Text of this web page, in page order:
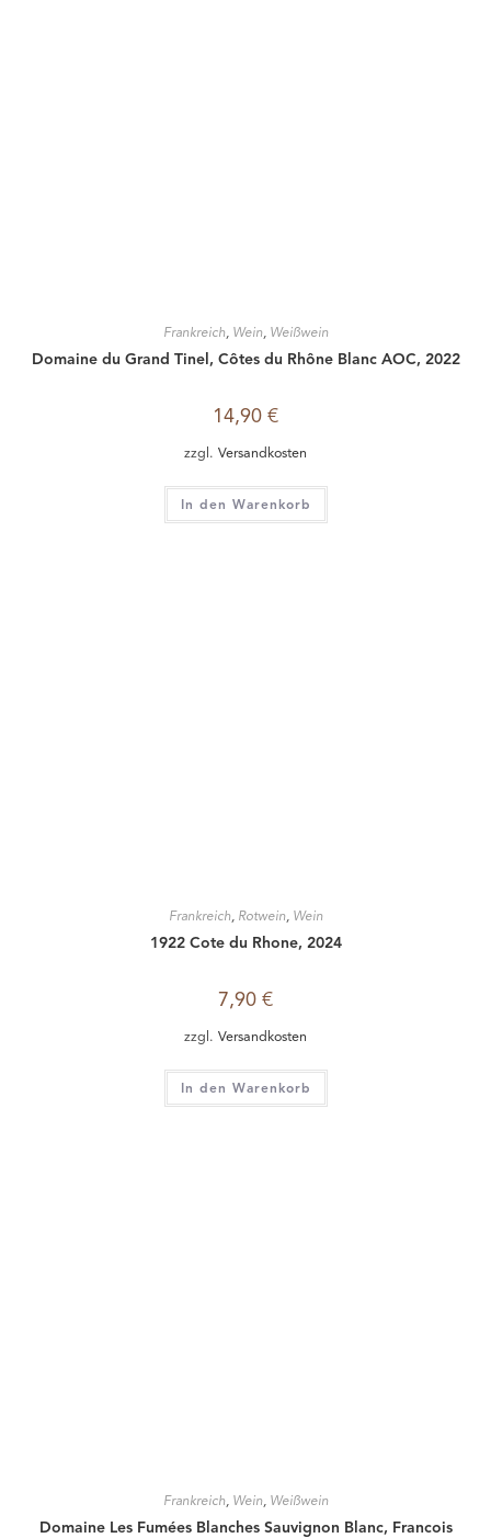
Frankreich, Wein, Weißwein
Domaine du Grand Tinel, Côtes du Rhône Blanc AOC, 2022
14,90 €
zzgl. Versandkosten
In den Warenkorb
Frankreich, Rotwein, Wein
1922 Cote du Rhone, 2024
7,90 €
zzgl. Versandkosten
In den Warenkorb
Frankreich, Wein, Weißwein
Domaine Les Fumées Blanches Sauvignon Blanc, Francois